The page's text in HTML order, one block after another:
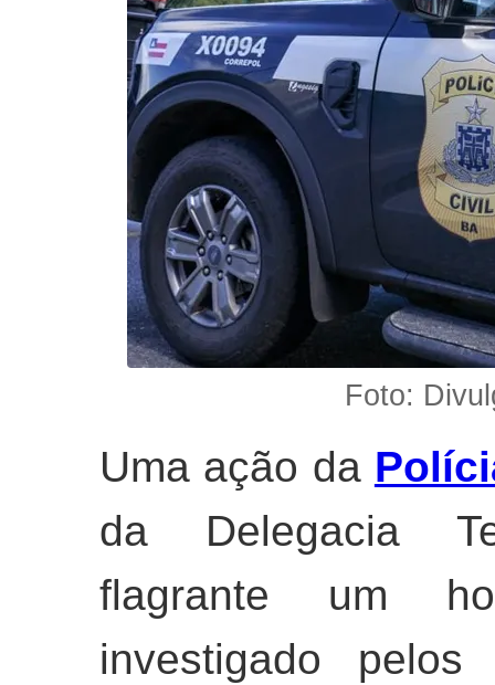
Foto:
Uma ação da
da Delegacia
flagrante um
investigado